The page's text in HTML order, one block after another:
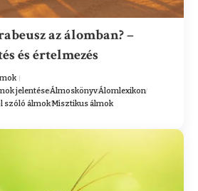
az álomban? –
és értelmezés
jelentéseÁlmoskönyvÁlomlexikon
szóló álmokMisztikus álmok